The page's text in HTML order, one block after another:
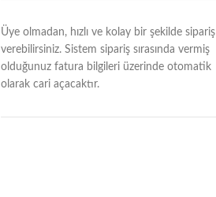
Üye olmadan, hızlı ve kolay bir şekilde sipariş
verebilirsiniz. Sistem sipariş sırasında vermiş
olduğunuz fatura bilgileri üzerinde otomatik
olarak cari açacaktır.